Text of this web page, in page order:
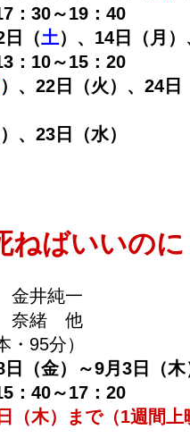
30～19：40
日（土）、14日（月
10～15：20
）、22日（火）、24日
、23日（水）
ばいいのに
井純一
奈緒 他
・95分）
日（金）～9月3日（木
40～17：20
（木）まで（1週間上